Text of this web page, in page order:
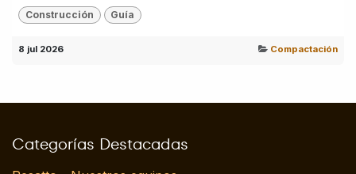
Construcción Guía
8 jul 2026 Compactación
Categorías Destacadas